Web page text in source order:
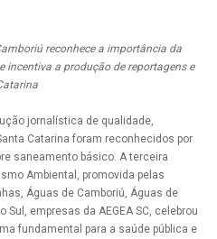
reconhece a importância da
incentiva a produção de reportagens e
jornalística de qualidade,
Catarina foram reconhecidos por
saneamento básico. A terceira
Ambiental, promovida pelas
Águas de Camboriú, Águas de
Sul, empresas da AEGEA SC, celebrou
fundamental para a saúde pública e